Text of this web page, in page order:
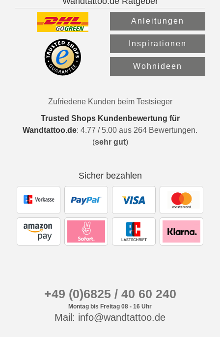
Anleitungen
Inspirationen
Wohnideen
Zufriedene Kunden beim Testsieger
Trusted Shops Kundenbewertung für
Wandtattoo.de: 4.77 / 5.00 aus 264 Bewertungen.
(sehr gut)
Sicher bezahlen
+49 (0)6825 / 40 60 240
Montag bis Freitag 08 - 16 Uhr
Mail: info@wandtattoo.de